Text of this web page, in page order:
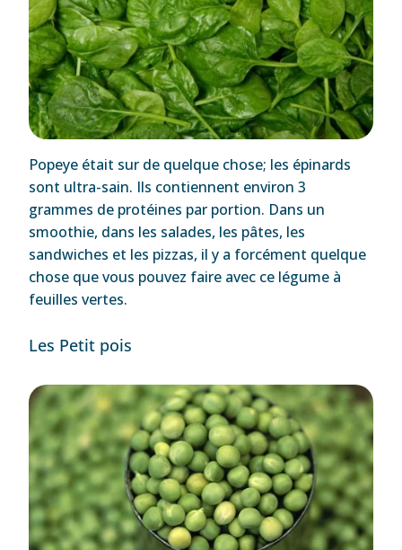
Popeye était sur de quelque chose; les épinards
sont ultra-sain. Ils contiennent environ 3
grammes de protéines par portion. Dans un
smoothie, dans les salades, les pâtes, les
sandwiches et les pizzas, il y a forcément quelque
chose que vous pouvez faire avec ce légume à
feuilles vertes.
Les Petit pois